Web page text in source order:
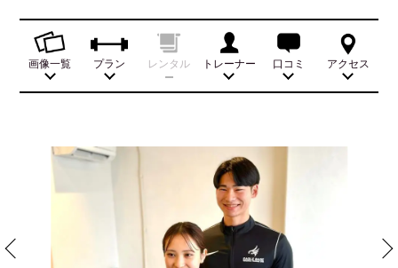
画像一覧 プラン レンタル トレーナー 口コミ アクセス